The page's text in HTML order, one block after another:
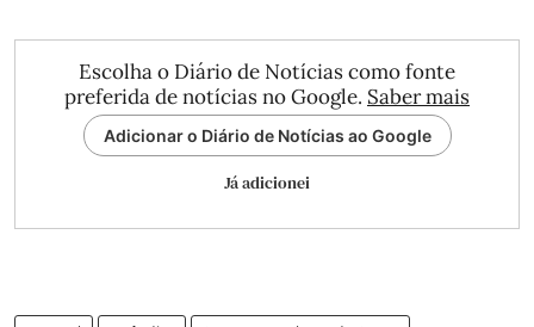
Escolha o Diário de Notícias como fonte
preferida de notícias no Google. Saber mais
Adicionar o Diário de Notícias ao Google
Já adicionei